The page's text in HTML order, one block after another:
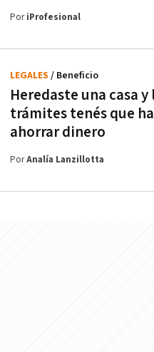
PoriProfesional
Heredaste una casa
trámites tenés que
ahorrar dinero
LEGALES / Beneficio
PorAnalía Lanzillotta